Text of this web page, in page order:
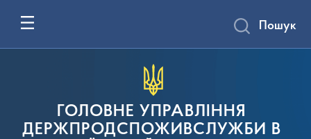
ГОЛОВНЕ УПРАВЛІННЯ
ДЕРЖПРОДСПОЖИВСЛУЖБИ В
Пошук